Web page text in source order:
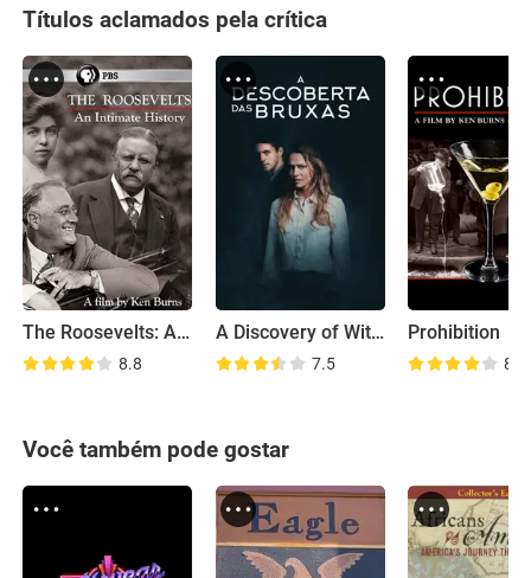
Títulos aclamados pela crítica
The Roosevelts: An Intimate History
8.8
A Discovery of Witches
7.5
Prohibition
8.2
Você também pode gostar